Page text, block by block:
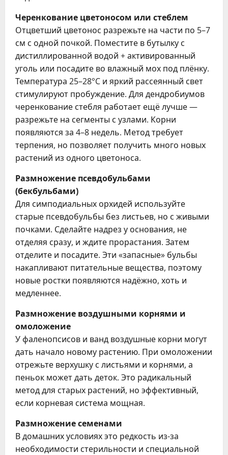
Черенкование цветоносом или стеблем
Отцветший цветонос разрежьте на части по 5–7
см с одной почкой. Поместите в бутылку с
дистиллированной водой + активированный
уголь или посадите во влажный мох под плёнку.
Температура 25–28°C и яркий рассеянный свет
стимулируют пробуждение. Для дендробиумов
черенкование стебля работает ещё лучше —
разрежьте на сегменты с узлами. Корни
появляются за 4–8 недель. Метод требует
терпения, но позволяет получить много новых
растений из одного цветоноса.
Размножение псевдобульбами
(бекбульбами)
Для симподиальных орхидей используйте
старые псевдобульбы без листьев, но с живыми
почками. Сделайте надрез у основания, не
отделяя сразу, и ждите прорастания. Затем
отделите и посадите. Эти «запасные» бульбы
накапливают питательные вещества, поэтому
новые ростки появляются надёжно, хоть и
медленнее.
Размножение воздушными корнями и
омоложение
У фаленопсисов и ванд воздушные корни могут
дать начало новому растению. При омоложении
отрежьте верхушку с листьями и корнями, а
пеньок может дать деток. Это радикальный
метод для старых растений, но эффективный,
если корневая система мощная.
Размножение семенами
В домашних условиях это редкость из-за
необходимости стерильности и специальной